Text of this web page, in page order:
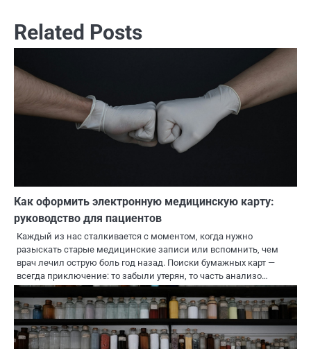
Related Posts
Как оформить электронную медицинскую карту:
руководство для пациентов
Каждый из нас сталкивается с моментом, когда нужно
разыскать старые медицинские записи или вспомнить, чем
врач лечил острую боль год назад. Поиски бумажных карт —
всегда приключение: то забыли утерян, то часть анализо…